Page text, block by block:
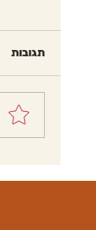
תגובות